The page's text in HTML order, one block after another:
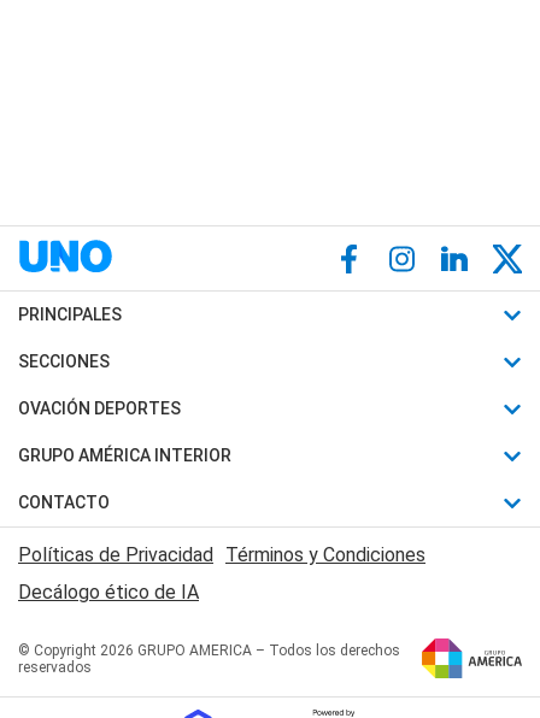
PRINCIPALES
Últimas Noticias
Política
Judiciales
Economia
SECCIONES
Horóscopo
Motores
Trucos caseros
Series y Películas
Edictos y Solicitadas
OVACIÓN DEPORTES
Fútbol
Mundial
Automovilismo
Rugby
Básquet
GRUPO AMÉRICA INTERIOR
Canal 7 en Vivo
San Juan 8
CONTACTO
Acerca de Nosotros
Contactanos
Políticas de Privacidad Términos y Condiciones
Decálogo ético de IA
© Copyright 2026 GRUPO AMERICA – Todos los derechos
reservados